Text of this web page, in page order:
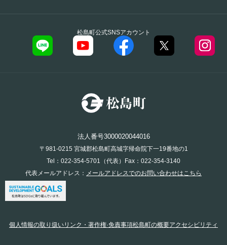
松島町公式SNSアカウント
法人番号3000020044016
〒981-0215 宮城郡松島町高城字帰命院下一19番地の1
Tel：022-354-5701（代表）Fax：022-354-3140
代表メールアドレス： メールアドレスでのお問い合わせはこちら
個人情報の取り扱いリンク・著作権·免責事項松島町の概要アクセシビリティ